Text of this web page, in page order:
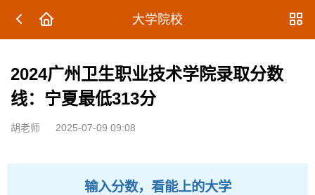
大学院校
2024广州卫生职业技术学院录取分数
线：宁夏最低313分
胡老师 2025-07-09 09:08
输入分数，看能上的大学